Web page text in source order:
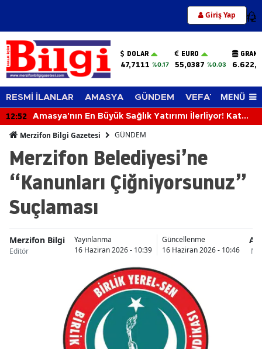
Giriş Yap 12
DOLAR
47,7111 %0.17
EURO
55,0387 %0.03
RESMİ İLANLAR AMASYA GÜNDEM VEFAT EDENLER
MENÜ
12:52
Amasya'nın En Büyük Sağlık Yatırımı İlerliyor! Kat
Merzifon Bilgi Gazetesi GÜNDEM
Merzifon Belediyesi’ne
“Kanunları Çiğniyorsunuz”
Suçlaması
Merzifon Bilgi
Editör
Yayınlanma
16 Haziran 2026 - 10:39
Güncellenme
16 Haziran 2026 - 10:46